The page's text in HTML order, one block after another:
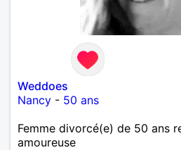
Weddoes
Nancy - 50 ans
Femme divorcé(e) de 50 ans
amoureuse